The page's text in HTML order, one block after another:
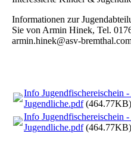
Informationen zur
Sie von Armin Hinek, Tel.
armin.hinek@asv-
Info Jugendfischereischein
Jugendliche.pdf(464.77KB)
Info Jugendfischereischein
Jugendliche.pdf(464.77KB)